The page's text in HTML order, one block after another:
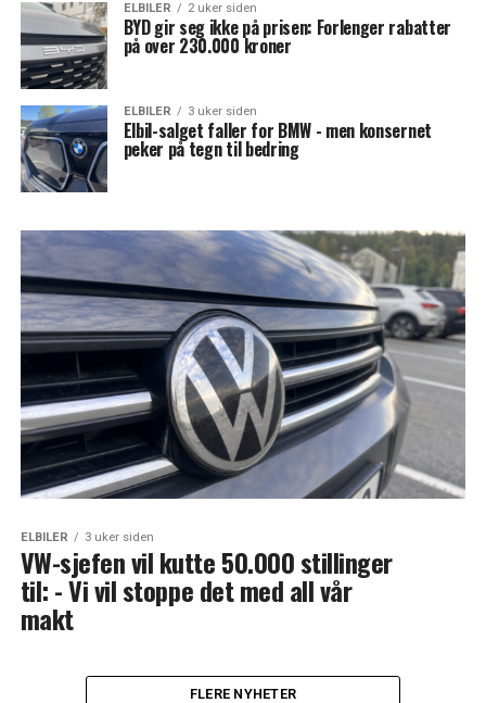
ELBILER 2 uker siden
BYD gir seg ikke på prisen: Forlenger rabatter
på over 230.000 kroner
ELBILER 3 uker siden
Elbil-salget faller for BMW - men konsernet
peker på tegn til bedring
ELBILER 3 uker siden
VW-sjefen vil kutte 50.000 stillinger
til: - Vi vil stoppe det med all vår
makt
FLERE NYHETER